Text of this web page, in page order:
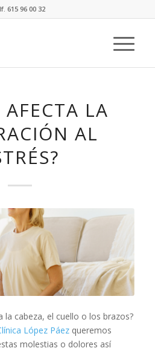
615 96 00 32
LA
AL
la cabeza, el cuello o los brazos?
López Páez queremos
molestias o dolores así